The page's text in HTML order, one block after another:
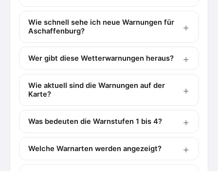
Wie schnell sehe ich neue Warnungen für
Aschaffenburg?
Wer gibt diese Wetterwarnungen heraus?
Wie aktuell sind die Warnungen auf der
Karte?
Was bedeuten die Warnstufen 1 bis 4?
Welche Warnarten werden angezeigt?